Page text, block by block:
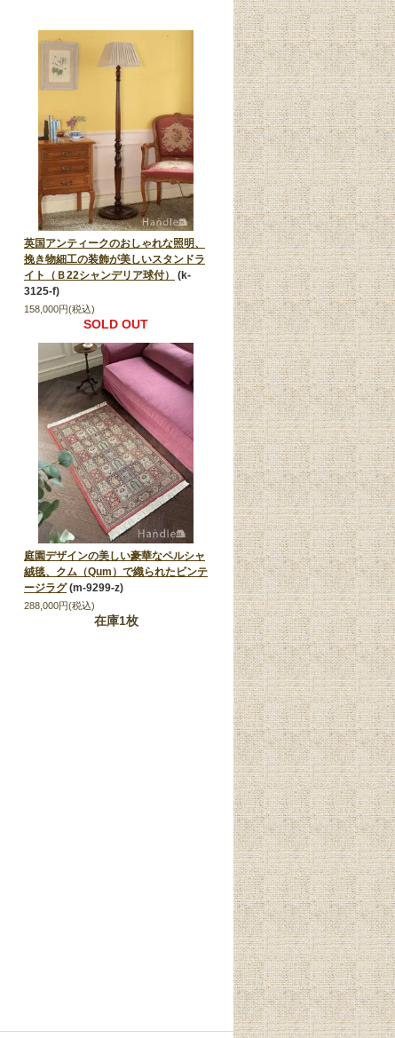
英国アンティークのおしゃれな照明、
挽き物細工の装飾が美しいスタンドラ
イト（Ｂ22シャンデリア球付）
(k-
3125-f)
158,000円(税込)
SOLD OUT
庭園デザインの美しい豪華なペルシャ
絨毯、クム（Qum）で織られたビンテ
ージラグ (m-9299-z)
288,000円(税込)
在庫1枚